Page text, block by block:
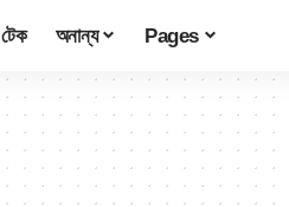
টেক অনান্য Pages